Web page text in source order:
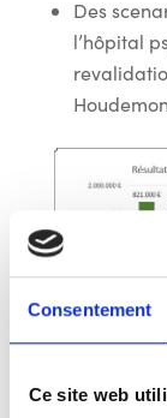
Consentement
Ce site web
Des
l’hôpital